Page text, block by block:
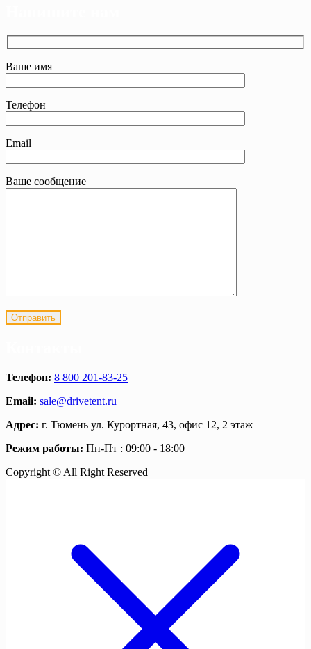
Ваше имя
Телефон
Email
Ваше сообщение
Телефон: 8 800 201-83-25
Email: sale@drivetent.ru
Адрес: г. Тюмень ул. Курортная, 43, офис 12, 2 этаж
Режим работы: Пн-Пт : 09:00 - 18:00
Copyright © All Right Reserved